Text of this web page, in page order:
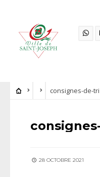
consignes-de-tri
28 OCTOBRE 2021